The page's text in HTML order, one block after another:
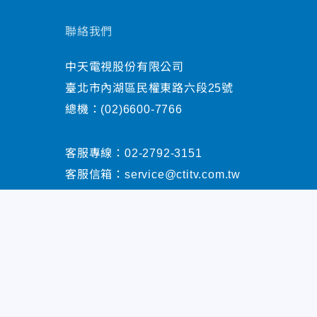
聯絡我們
中天電視股份有限公司
臺北市內湖區民權東路六段25號
總機： (02)6600-7766
客服專線： 02-2792-3151
客服信箱： service@ctitv.com.tw